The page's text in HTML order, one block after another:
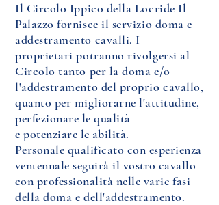
Il Circolo Ippico della Locride Il
Palazzo fornisce il servizio doma e
addestramento cavalli. I
proprietari potranno rivolgersi al
Circolo tanto per la doma e/o
l'addestramento del proprio cavallo,
quanto per migliorarne l'attitudine,
perfezionare le qualità
epotenziare le abilità.
Personale qualificato con esperienza
ventennaleseguirà il vostro cavallo
con professionalità nelle varie fasi
della doma e dell'addestramento.